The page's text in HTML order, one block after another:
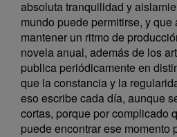
absoluta tranquilidad y
mundo puede permitirse, y que
mantener un ritmo de
novela anual, además de los
publica periódicamente en
que la constancia y la
eso escribe cada día, aunque
cortas, porque por complicado
puede encontrar ese momento